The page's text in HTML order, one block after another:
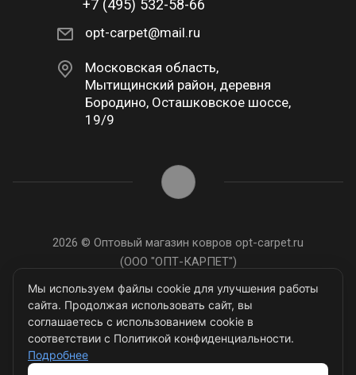
+7 (495) 532-58-66
opt-carpet@mail.ru
Московская область,
Мытищинский район, деревня
Бородино, Осташковское шоссе,
19/9
2026 © Оптовый магазин ковров opt-carpet.ru
(ООО "ОПТ-КАРПЕТ")
ИНН: 7743907105
Мы используем файлы cookie для улучшения работы
сайта. Продолжая использовать сайт, вы
соглашаетесь с использованием cookie в
соответствии с Политикой конфиденциальности.
Подробнее